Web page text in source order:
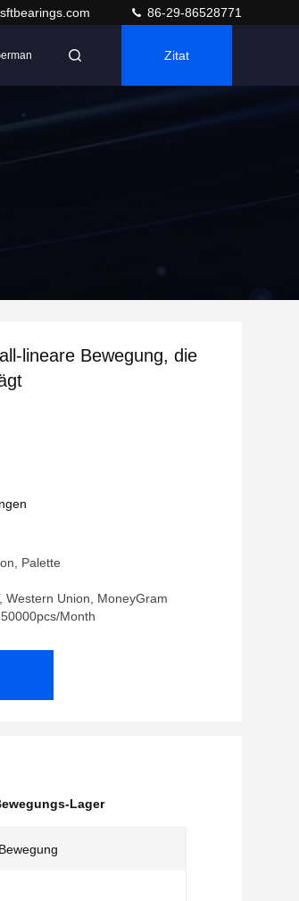
86-29-86528771
Zitat
lineare Bewegung, die
Palette
Western Union, MoneyGram
Month
Lager